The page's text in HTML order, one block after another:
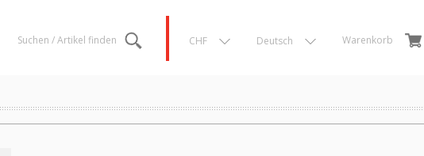
CHF Deutsch Warenkorb
Suchen / Artikel finden